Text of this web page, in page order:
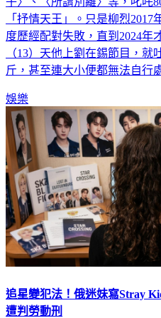
「抒情天王」。只是柳烈
度歷經配對失敗，直到2024年
（13）天他上劉在錫節目，
斤，甚至連大小便都無法自行
娛樂
追星變犯法！俄迷妹寫Stray
遭判勞動刑